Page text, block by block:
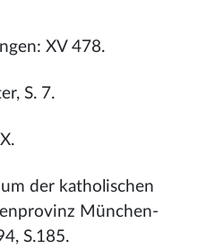
XV 478.
S. 7.
der katholischen
München-
S.185.